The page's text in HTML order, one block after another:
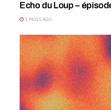
Echo du Loup –
1 MOIS AGO